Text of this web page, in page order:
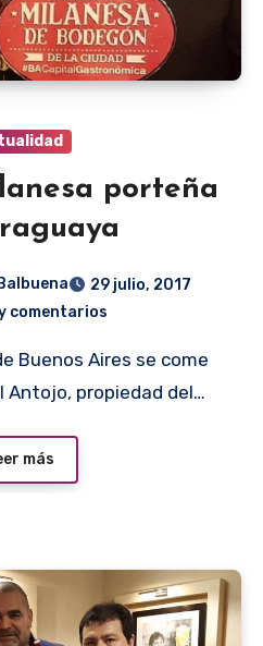
porteña
29 julio, 2017
comentarios
Antojo, propiedad del…
más